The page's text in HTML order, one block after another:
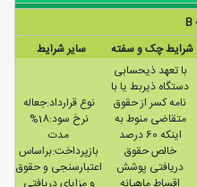
شرایط چک و سفته سایر شرایط
با تعهد ذیحسابی
دستگاه ذیربط یا با
نامه کسر از حقوق
متقاضی منوط به
اینکه 60 درصد
خالص حقوق
دریافتی پوشش
اقساط ماهیانه
نوع قرارداد:جعاله
نرخ سود:18%
مدت
بازپرداخت:براساس
اعتبارسنجی و حقوق
و مزایای دریافتی